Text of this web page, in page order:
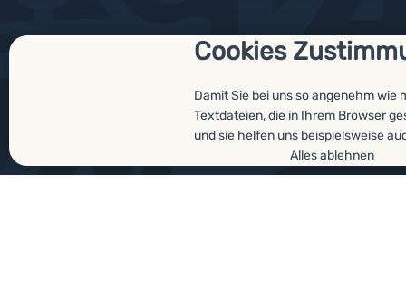
Cookies
Damit Sie bei uns so angenehm
Textdateien, die in Ihrem Browser
und sie helfen uns beispielsweise
Alles ablehnen
© 2026 ForCamping s.r.o. ShopioCookies-